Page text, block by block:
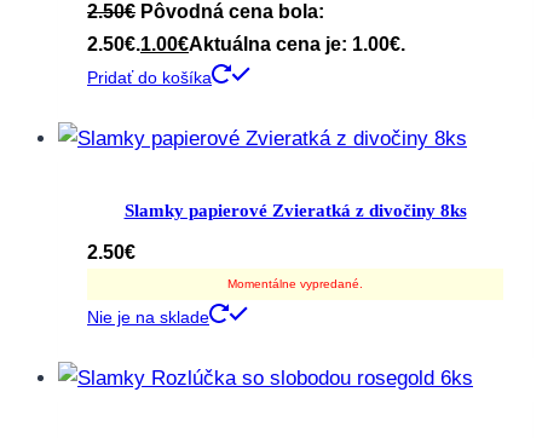
2.50€ Pôvodná cena bola:
2.50€.1.00€Aktuálna cena je: 1.00€.
Pridať do košíka
Slamky papierové Zvieratká z divočiny 8ks
2.50€
Momentálne vypredané.
Nie je na sklade